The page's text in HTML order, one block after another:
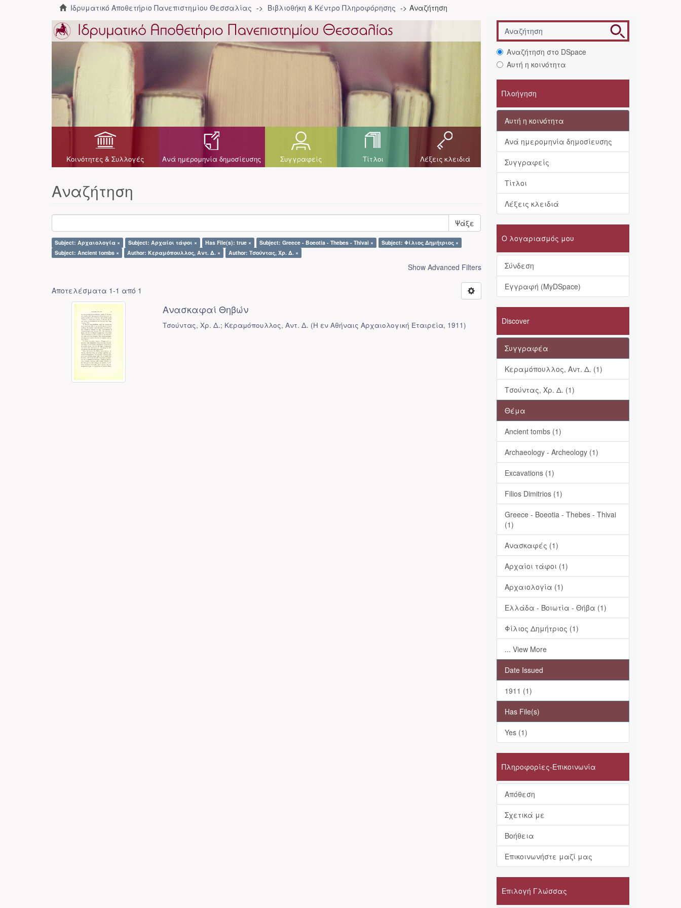
Ιδρυματικό Αποθετήριο Πανεπιστημίου Θεσσαλίας Βιβλιοθήκη & Κέντρο Πληροφόρησης Αναζήτηση
Κοινότητες & Συλλογές Ανά ημερομηνία δημοσίευσης Συγγραφείς Τίτλοι Λέξεις κλειδιά
Αναζήτηση
Ψάξε
Subject: Αρχαιολογία × Subject: Αρχαίοι τάφοι × Has File(s): true × Subject: Greece - Boeotia - Thebes - Thivai ×
Subject: Φίλιος Δημήτριος ×
Subject: Ancient tombs ×
Author: Κεραμόπουλλος, Αντ. Δ. × Author: Τσούντας, Χρ. Δ. ×
Show Advanced Filters
Αποτελέσματα 1-1 από 1
Ανασκαφαί Θηβών
Τσούντας, Χρ. Δ.; Κεραμόπουλλος, Αντ. Δ. (Η εν Αθήναις Αρχαιολογική Εταιρεία, 1911)
Αναζήτηση στο DSpace
Αυτή η κοινότητα
Πλοήγηση
Αυτή η κοινότητα
Ανά ημερομηνία δημοσίευσης
Συγγραφείς
Τίτλοι
Λέξεις κλειδιά
Ο λογαριασμός μου
Σύνδεση
Εγγραφή (MyDSpace)
Discover
Συγγραφέα
Κεραμόπουλλος, Αντ. Δ. (1)
Τσούντας, Χρ. Δ. (1)
Θέμα
Ancient tombs (1)
Archaeology - Archeology (1)
Excavations (1)
Filios Dimitrios (1)
Greece - Boeotia - Thebes - Thivai
(1)
Ανασκαφές (1)
Αρχαίοι τάφοι (1)
Αρχαιολογία (1)
Ελλάδα - Βοιωτία - Θήβα (1)
Φίλιος Δημήτριος (1)
... View More
Date Issued
1911 (1)
Has File(s)
Yes (1)
Πληροφορίες-Επικοινωνία
Απόθεση
Σχετικά με
Βοήθεια
Επικοινωνήστε μαζί μας
Επιλογή Γλώσσας